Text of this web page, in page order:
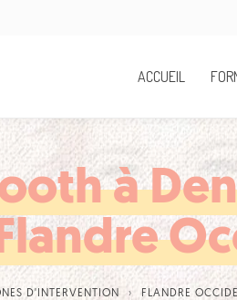
ACCUEIL
à
D'INTERVENTION FLANDRE